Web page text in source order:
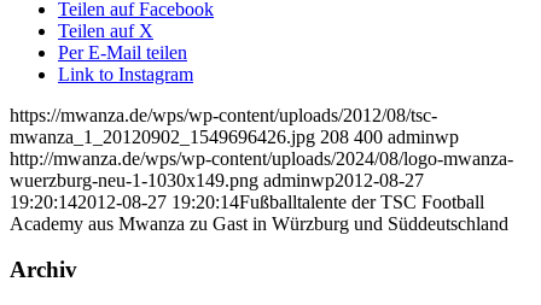
Teilen auf Facebook
Teilen auf X
Per E-Mail teilen
Link to Instagram
https://mwanza.de/wps/wp-content/uploads/2012/08/tsc-
mwanza_1_20120902_1549696426.jpg 208 400 adminwp
http://mwanza.de/wps/wp-content/uploads/2024/08/logo-mwanza-
wuerzburg-neu-1-1030x149.png adminwp2012-08-27
19:20:142012-08-27 19:20:14Fußballtalente der TSC Football
Academy aus Mwanza zu Gast in Würzburg und Süddeutschland
Archiv